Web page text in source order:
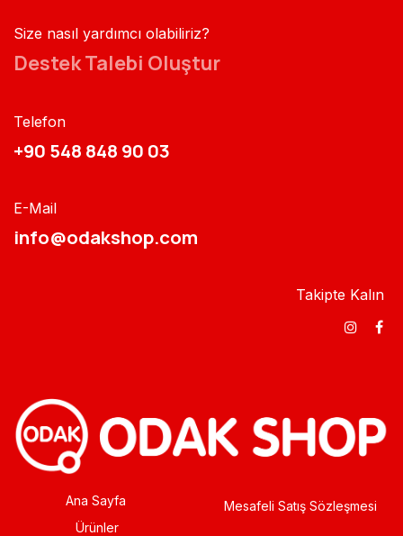
Size nasıl yardımcı olabiliriz?
Destek Talebi Oluştur
Telefon
+90 548 848 90 03​​
E-Mail
info@odakshop.com​
Takipte Kalın
Ana Sayfa
Ürünler
Mesafeli Satış Sözleşmesi